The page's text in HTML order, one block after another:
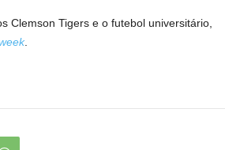
Clemson Tigers e o futebol universitário,
.